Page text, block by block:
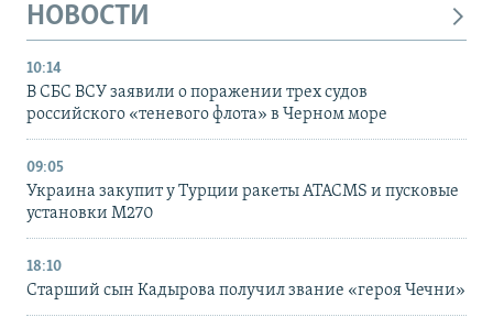
НОВОСТИ
10:14
В СБС ВСУ заявили о поражении трех судов
российского «теневого флота» в Черном море
09:05
Украина закупит у Турции ракеты ATACMS и пусковые
установки M270
18:10
Старший сын Кадырова получил звание «героя Чечни»